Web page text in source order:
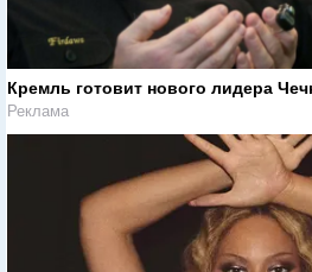
Кремль готовит нового лидера
Реклама